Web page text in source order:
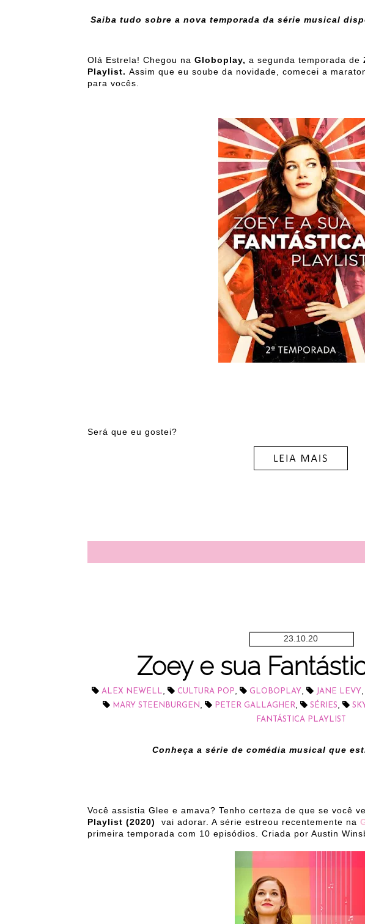
Saiba tudo sobre a nova temporada da série musical
Olá Estrela! Chegou na Globoplay, a segunda temporada de
Playlist. Assim que eu soube da novidade, comecei a
para vocês.
Será que eu gostei?
23.10.20
Zoey e sua
ALEX NEWELL CULTURA POP GLOBOPLAY JANE LEVY
MARY STEENBURGEN PETER GALLAGHER SÉRIES
FANTÁSTICA PLAYLIST
Conheça a série de comédia musical que
Você assistia Glee e amava? Tenho certeza de que se você
Playlist (2020)
vai adorar. A série estreou recentemente na
primeira temporada com 10 episódios. Criada por Austin